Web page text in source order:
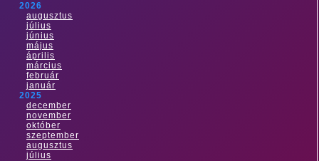
2026
augusztus
július
június
május
április
március
február
január
2025
december
november
október
szeptember
augusztus
július